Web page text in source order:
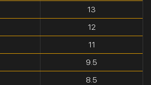
13
12
11
9.5
8.5